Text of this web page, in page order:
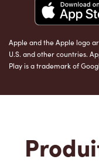
Apple and the Apple logo
U.S. and other countries.
Play is a trademark of